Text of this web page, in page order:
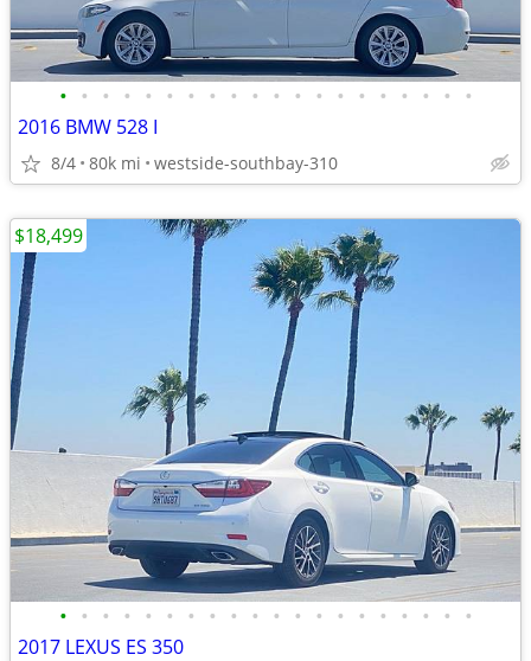
• • • • • • • • • • • • • • • • • • • •
2016 BMW 528 I
8/4 80k mi westside-southbay-310
• • • • • • • • • • • • • • • • • • • •
2017 LEXUS ES 350
$18,499